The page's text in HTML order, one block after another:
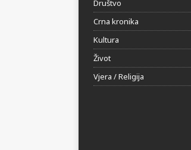
Društvo
Crna kronika
Kultura
Život
Vjera / Religija